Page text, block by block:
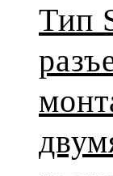
Тип